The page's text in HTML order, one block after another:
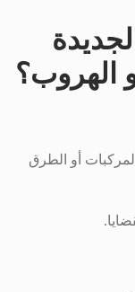
الهروب؟
أو الطرق